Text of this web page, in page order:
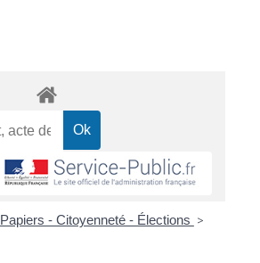
Papiers - Citoyenneté - Élections >